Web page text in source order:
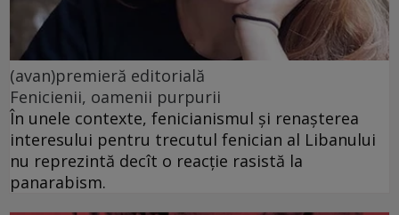
(avan)premieră editorială
Fenicienii, oamenii purpurii
În unele contexte, fenicianismul și renașterea
interesului pentru trecutul fenician al Libanului
nu reprezintă decît o reacție rasistă la
panarabism.